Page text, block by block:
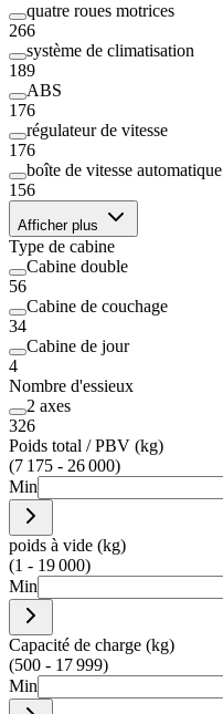
quatre roues motrices
266
système de climatisation
189
ABS
176
régulateur de vitesse
176
boîte de vitesse automatique
156
Afficher plus
Type de cabine
Cabine double
56
Cabine de couchage
34
Cabine de jour
4
Nombre d'essieux
2 axes
326
Poids total / PBV (kg)
(7 175 - 26 000)
Min
poids à vide (kg)
(1 - 19 000)
Min
Capacité de charge (kg)
(500 - 17 999)
Min